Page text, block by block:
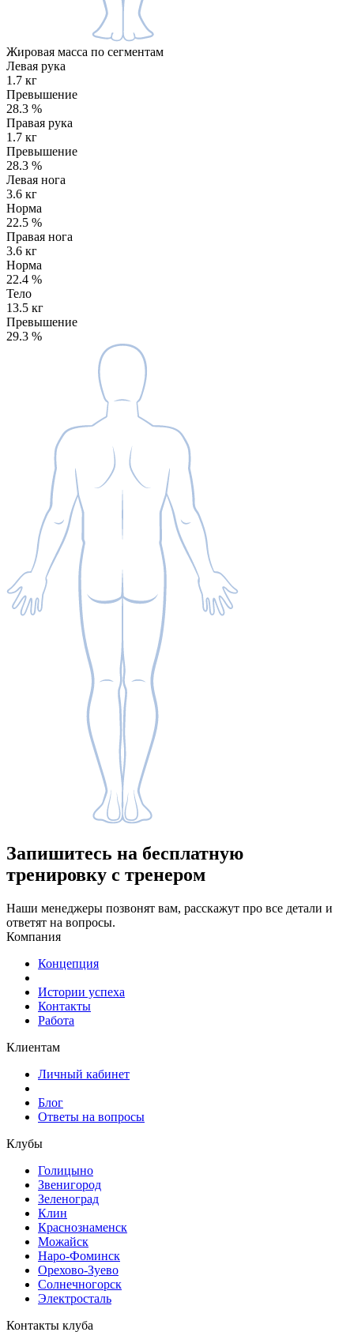
Жировая масса по сегментам
Левая рука
1.7 кг
Превышение
28.3 %
Правая рука
1.7 кг
Превышение
28.3 %
Левая нога
3.6 кг
Норма
22.5 %
Правая нога
3.6 кг
Норма
22.4 %
Тело
13.5 кг
Превышение
29.3 %
Запишитесь на бесплатную
тренировку с тренером
Наши менеджеры позвонят вам, расскажут про все детали и
ответят на вопросы.
Компания
Концепция
Истории успеха
Контакты
Работа
Клиентам
Личный кабинет
Блог
Ответы на вопросы
Клубы
Голицыно
Звенигород
Зеленоград
Клин
Краснознаменск
Можайск
Наро-Фоминск
Орехово-Зуево
Солнечногорск
Электросталь
Контакты клуба